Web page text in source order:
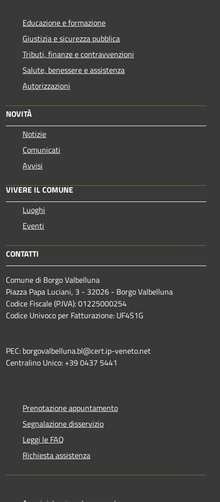
Educazione e formazione
Giustizia e sicurezza pubblica
Tributi, finanze e contravvenzioni
Salute, benessere e assistenza
Autorizzazioni
NOVITÀ
Notizie
Comunicati
Avvisi
VIVERE IL COMUNE
Luoghi
Eventi
CONTATTI
Comune di Borgo Valbelluna
Piazza Papa Luciani, 3 - 32026 - Borgo Valbelluna
Codice Fiscale (P.IVA): 01225000254
Codice Univoco per Fatturazione: UF4S1G
PEC: borgovalbelluna.bl@cert.ip-veneto.net
Centralino Unico: +39 0437 5441
Prenotazione appuntamento
Segnalazione disservizio
Leggi le FAQ
Richiesta assistenza